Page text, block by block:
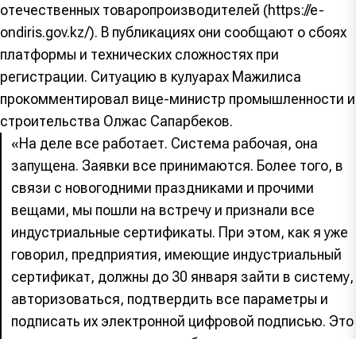
отечественных товаропроизводителей (https://e-
ondiris.gov.kz/). В публикациях они сообщают о сбоях
платформы и технических сложностях при
регистрации. Ситуацию в кулуарах Мажилиса
прокомментировал вице-министр промышленности и
строительства Олжас Сапарбеков.
«На деле все работает. Система рабочая, она
запущена. Заявки все принимаются. Более того, в
связи с новогодними праздниками и прочими
вещами, мы пошли на встречу и признали все
индустриальные сертификаты. При этом, как я уже
говорил, предприятия, имеющие индустриальный
сертификат, должны до 30 января зайти в систему,
авторизоваться, подтвердить все параметры и
подписать их электронной цифровой подписью. Это